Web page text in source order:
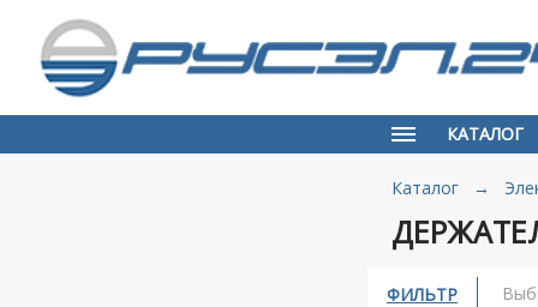
КАТАЛОГ
Каталог →
ФИЛЬТР